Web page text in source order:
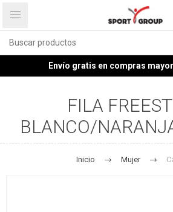
Envío gratis en compras
FILA
BLANCO/
Inicio Mujer